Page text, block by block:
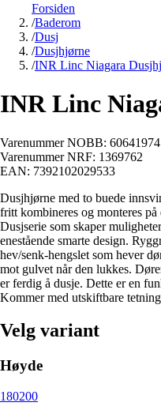
Forsiden
/Baderom
/Dusj
/Dusjhjørne
/INR Linc Niagara
INR Linc
Varenummer NOBB: 60641974
Varenummer NRF: 1369762
EAN: 7392102029533
Dusjhjørne med to buede
fritt kombineres og monteres
Dusjserie som skaper
enestående smarte design.
hev/senk-hengslet som hever
mot gulvet når den lukkes.
er ferdig å dusje. Dette er en
Kommer med utskiftbare
Velg variant
Høyde
180200